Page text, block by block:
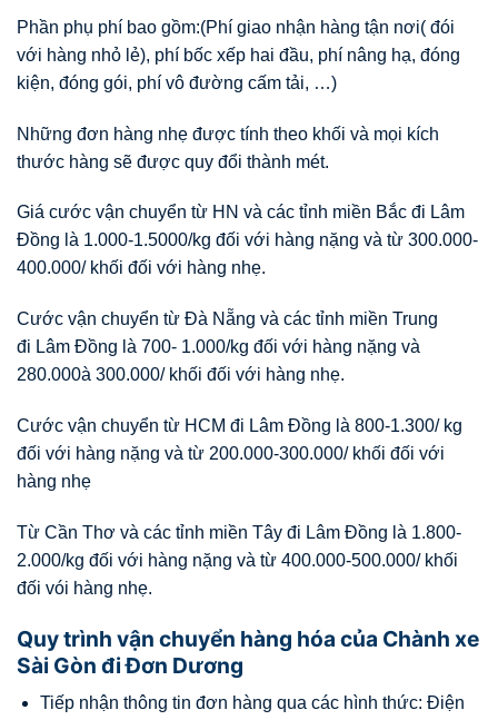
Phần phụ phí bao gồm:(Phí giao nhận hàng tận nơi( đói
với hàng nhỏ lẻ), phí bốc xếp hai đầu, phí nâng hạ, đóng
kiện, đóng gói, phí vô đường cấm tải, …)
Những đơn hàng nhẹ được tính theo khối và mọi kích
thước hàng sẽ được quy đổi thành mét.
Giá cước vận chuyển từ HN và các tỉnh miền Bắc đi Lâm
Đồng là 1.000-1.5000/kg đối với hàng nặng và từ 300.000-
400.000/ khối đối với hàng nhẹ.
Cước vận chuyển từ Đà Nẵng và các tỉnh miền Trung
đi Lâm Đồng là 700- 1.000/kg đối với hàng nặng và
280.000à 300.000/ khối đối với hàng nhẹ.
Cước vận chuyển từ HCM đi Lâm Đồng là 800-1.300/ kg
đối với hàng nặng và từ 200.000-300.000/ khối đối với
hàng nhẹ
Từ Cần Thơ và các tỉnh miền Tây đi Lâm Đồng là 1.800-
2.000/kg đối với hàng nặng và từ 400.000-500.000/ khối
đối vói hàng nhẹ.
Quy trình vận chuyển hàng hóa của Chành xe
Sài Gòn đi Đơn Dương
Tiếp nhận thông tin đơn hàng qua các hình thức: Điện